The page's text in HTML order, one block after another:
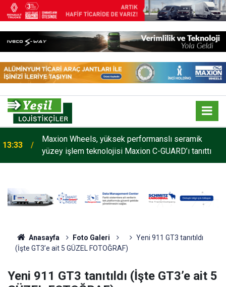
13:33
Maxion Wheels, yüksek performanslı seramik
yüzey işlem teknolojisi Maxion C-GUARD’ı tanıttı
Anasayfa Foto Galeri
Yeni 911 GT3 tanıtıldı
(İşte GT3’e ait 5 GÜZEL FOTOĞRAF)
Yeni 911 GT3 tanıtıldı (İşte GT3’e ait 5